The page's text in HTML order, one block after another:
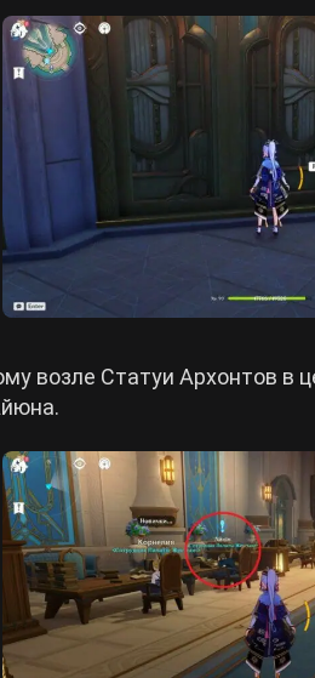
возле Статуи Архонтов в